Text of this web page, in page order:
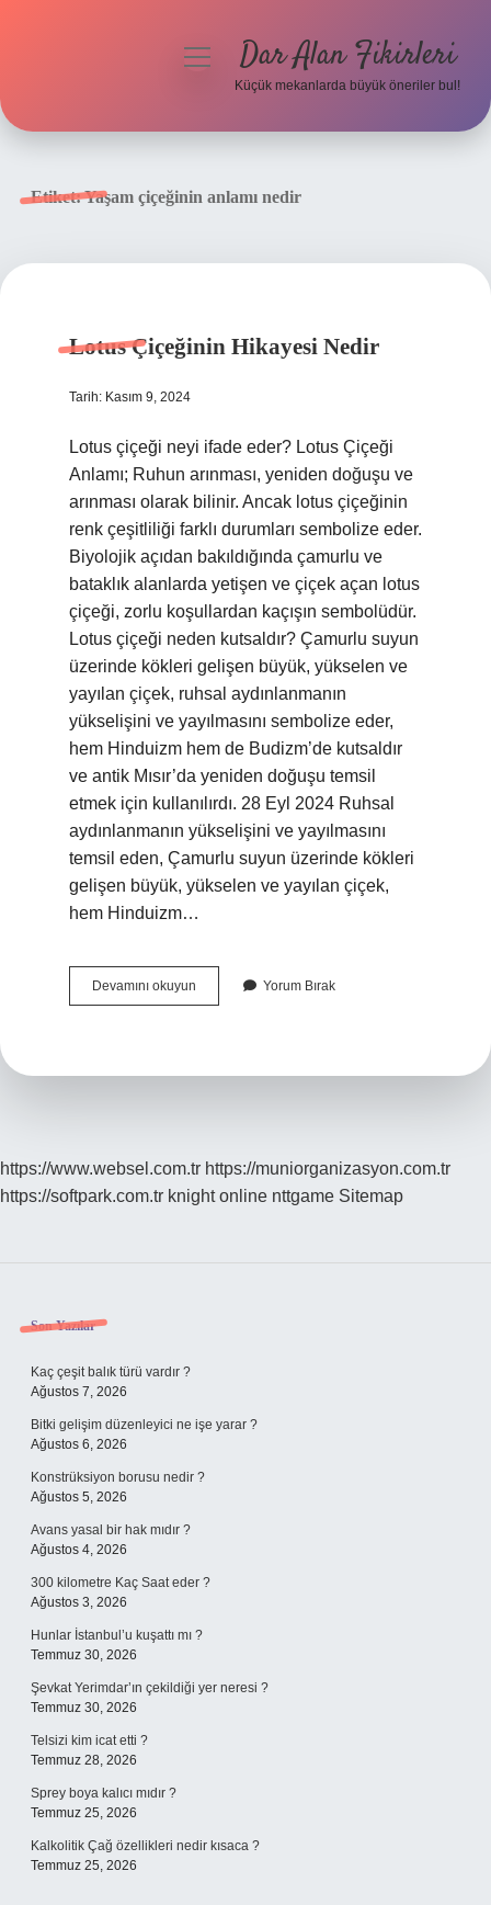
menüyüDar Alan Fikirleri
Küçük mekanlarda büyük öneriler bul!
Etiket:Yaşam çiçeğinin anlamı nedir
Lotus Çiçeğinin Hikayesi Nedir
Tarih: Kasım 9, 2024
Lotus çiçeği neyi ifade eder? Lotus Çiçeği
Anlamı; Ruhun arınması, yeniden doğuşu ve
arınması olarak bilinir. Ancak lotus çiçeğinin
renk çeşitliliği farklı durumları sembolize eder.
Biyolojik açıdan bakıldığında çamurlu ve
bataklık alanlarda yetişen ve çiçek açan lotus
çiçeği, zorlu koşullardan kaçışın sembolüdür.
Lotus çiçeği neden kutsaldır? Çamurlu suyun
üzerinde kökleri gelişen büyük, yükselen ve
yayılan çiçek, ruhsal aydınlanmanın
yükselişini ve yayılmasını sembolize eder,
hem Hinduizm hem de Budizm’de kutsaldır
ve antik Mısır’da yeniden doğuşu temsil
etmek için kullanılırdı. 28 Eyl 2024 Ruhsal
aydınlanmanın yükselişini ve yayılmasını
temsil eden, Çamurlu suyun üzerinde kökleri
gelişen büyük, yükselen ve yayılan çiçek,
hem Hinduizm…
Devamını okuyun
Çiçeğinin
Yorum Bırak
https://www.websel.com.tr https://muniorganizasyon.com.tr
https://softpark.com.tr knight online nttgame Sitemap
Sidebar
Son Yazılar
Kaç çeşit balık türü vardır ?
Ağustos 7, 2026
Bitki gelişim düzenleyici ne işe yarar ?
Ağustos 6, 2026
Konstrüksiyon borusu nedir ?
Ağustos 5, 2026
Avans yasal bir hak mıdır ?
Ağustos 4, 2026
300 kilometre Kaç Saat eder ?
Ağustos 3, 2026
Hunlar İstanbul’u kuşattı mı ?
Temmuz 30, 2026
Şevkat Yerimdar’ın çekildiği yer neresi ?
Temmuz 30, 2026
Telsizi kim icat etti ?
Temmuz 28, 2026
Sprey boya kalıcı mıdır ?
Temmuz 25, 2026
Kalkolitik Çağ özellikleri nedir kısaca ?
Temmuz 25, 2026